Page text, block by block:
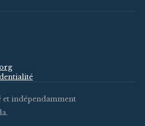
et indépendamment